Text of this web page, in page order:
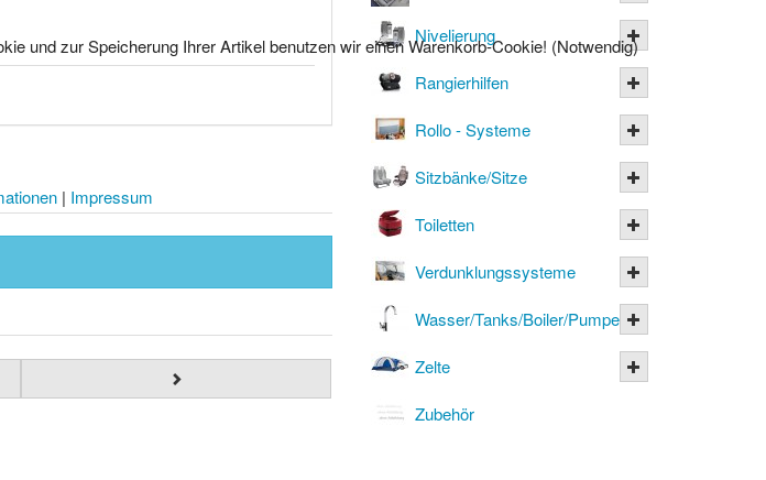
Nivelierung
Rangierhilfen
Rollo - Systeme
Sitzbänke/Sitze
Toiletten
Verdunklungssysteme
Wasser/Tanks/Boiler/Pumpen
Zelte
Zubehör
und zur Speicherung Ihrer Artikel benutzen wir einen Warenkorb-Cookie! (Notwendig)
| Impressum